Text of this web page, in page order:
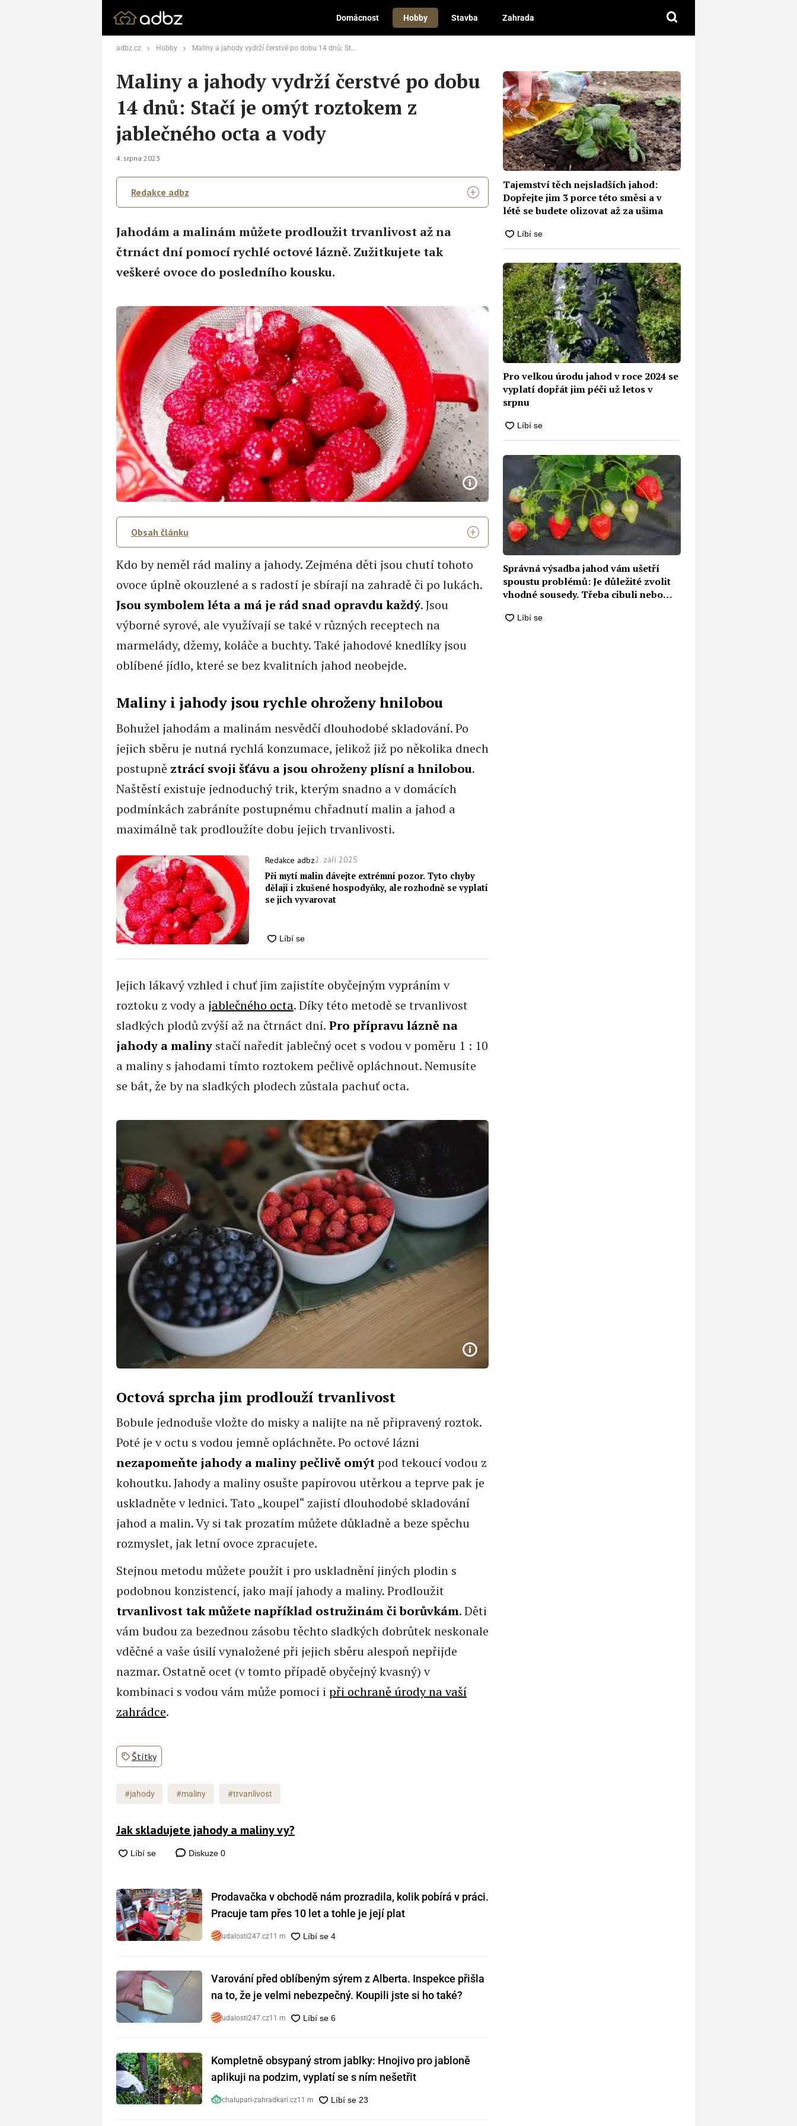
Domácnost Hobby Stavba Zahrada
adbz.cz Hobby Maliny a jahody vydrží čerstvé po dobu 14 dnů: Stačí je omýt roztokem z jablečného octa a vody
Maliny a jahody vydrží čerstvé po dobu
14 dnů: Stačí je omýt roztokem z
jablečného octa a vody
4. srpna 2023
Redakce adbz
Jahodám a malinám můžete prodloužit trvanlivost až na
čtrnáct dní pomocí rychlé octové lázně. Zužitkujete tak
veškeré ovoce do posledního kousku.
Obsah článku
Kdo by neměl rád maliny a jahody. Zejména děti jsou chutí tohoto
ovoce úplně okouzlené a s radostí je sbírají na zahradě či po lukách.
Jsou symbolem léta a má je rád snad opravdu každý. Jsou
výborné syrové, ale využívají se také v různých receptech na
marmelády, džemy, koláče a buchty. Také jahodové knedlíky jsou
oblíbené jídlo, které se bez kvalitních jahod neobejde.
Maliny i jahody jsou rychle ohroženy hnilobou
Bohužel jahodám a malinám nesvědčí dlouhodobé skladování. Po
jejich sběru je nutná rychlá konzumace, jelikož již po několika dnech
postupně ztrácí svoji šťávu a jsou ohroženy plísní a hnilobou.
Naštěstí existuje jednoduchý trik, kterým snadno a v domácích
podmínkách zabráníte postupnému chřadnutí malin a jahod a
maximálně tak prodloužíte dobu jejich trvanlivosti.
Redakce adbz2. září 2025
Při mytí malin dávejte extrémní pozor. Tyto chyby
dělají i zkušené hospodyňky, ale rozhodně se vyplatí
se jich vyvarovat
Jejich lákavý vzhled i chuť jim zajistíte obyčejným vypráním v
roztoku z vody a jablečného octa. Díky této metodě se trvanlivost
sladkých plodů zvýší až na čtrnáct dní. Pro přípravu lázně na
jahody a malinystačí naředit jablečný ocet s vodou v poměru 1 : 10
a maliny s jahodami tímto roztokem pečlivě opláchnout. Nemusíte
se bát, že by na sladkých plodech zůstala pachuť octa.
Octová sprcha jim prodlouží trvanlivost
Bobule jednoduše vložte do misky a nalijte na ně připravený roztok.
Poté je v octu s vodou jemně opláchněte. Po octové lázni
nezapomeňte jahody a maliny pečlivě omýtpod tekoucí vodou z
kohoutku. Jahody a maliny osušte papírovou utěrkou a teprve pak je
uskladněte v lednici. Tato „koupel“ zajistí dlouhodobé skladování
jahod a malin. Vy si tak prozatím můžete důkladně a beze spěchu
rozmyslet, jak letní ovoce zpracujete.
Stejnou metodu můžete použít i pro uskladnění jiných plodin s
podobnou konzistencí, jako mají jahody a maliny. Prodloužit
trvanlivost tak můžete například ostružinám či borůvkám. Děti
vám budou za bezednou zásobu těchto sladkých dobrůtek neskonale
vděčné a vaše úsilí vynaložené při jejich sběru alespoň nepřijde
nazmar. Ostatně ocet (v tomto případě obyčejný kvasný) v
kombinaci s vodou vám může pomoci i při ochraně úrody na vaší
zahrádce.
Štítky
#jahody #maliny #trvanlivost
Jak skladujete jahody a maliny vy?
Diskuze 0
Prodavačka v obchodě nám prozradila, kolik pobírá v práci.
Pracuje tam přes 10 let a tohle je její plat
udalosti247.cz11 m
Varování před oblíbeným sýrem z Alberta. Inspekce přišla
na to, že je velmi nebezpečný. Koupili jste si ho také?
udalosti247.cz11 m
Kompletně obsypaný strom jablky: Hnojivo pro jabloně
aplikuji na podzim, vyplatí se s ním nešetřit
chalupari-zahradkari.cz11 m
Tajemství těch nejsladších jahod:
Dopřejte jim 3 porce této směsi a v
létě se budete olizovat až za ušima
Pro velkou úrodu jahod v roce 2024 se
vyplatí dopřát jim péči už letos v
srpnu
Správná výsadba jahod vám ušetří
spoustu problémů: Je důležité zvolit
vhodné sousedy. Třeba cibuli nebo